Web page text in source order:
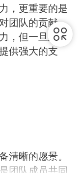
，更重要的是
团队的贡献。
，但一旦建
供强大的支
晰的愿景。
团队成员共同